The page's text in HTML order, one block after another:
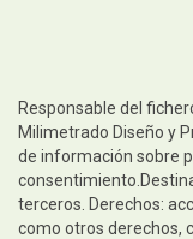
Responsable del
Milimetrado Diseño y
de información sobre
terceros. Derechos:
como otros derechos,